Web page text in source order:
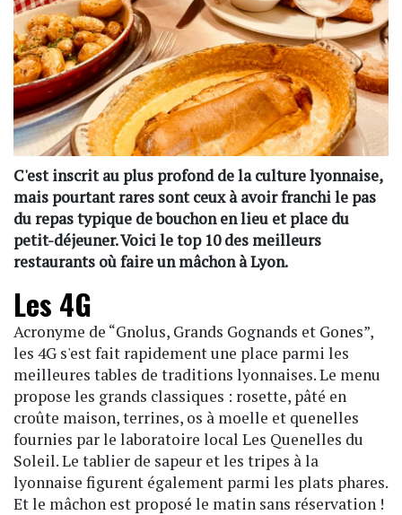
C'est inscrit au plus profond de la culture lyonnaise,
mais pourtant rares sont ceux à avoir franchi le pas
du repas typique de bouchon en lieu et place du
petit-déjeuner. Voici le top 10 des meilleurs
restaurants où faire un mâchon à Lyon.
Les 4G
Acronyme de “Gnolus, Grands Gognands et Gones”,
les 4G s'est fait rapidement une place parmi les
meilleures tables de traditions lyonnaises. Le menu
propose les grands classiques : rosette, pâté en
croûte maison, terrines, os à moelle et quenelles
fournies par le laboratoire local Les Quenelles du
Soleil. Le tablier de sapeur et les tripes à la
lyonnaise figurent également parmi les plats phares.
Et le mâchon est proposé le matin sans réservation !